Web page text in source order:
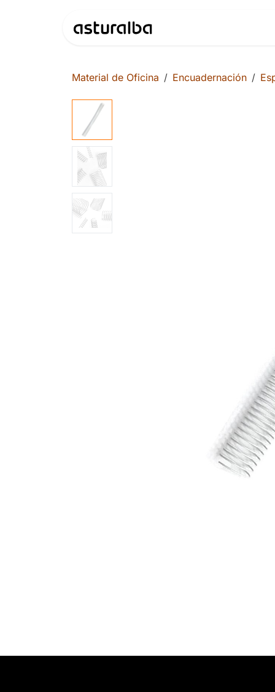
Material de Oficina Encuadernación